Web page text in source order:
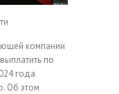
компании
по
года
Об этом